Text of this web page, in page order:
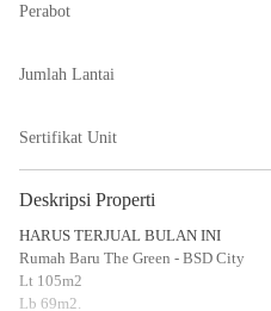
Perabot
Jumlah Lantai
Sertifikat Unit
Deskripsi Properti
HARUS TERJUAL BULAN INI
Rumah Baru The Green - BSD City
Lt 105m2
Lb 69m2.